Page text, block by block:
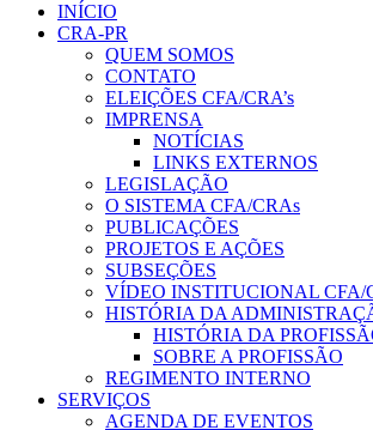
INÍCIO
CRA-PR
QUEM SOMOS
CONTATO
ELEIÇÕES CFA/CRA’s
IMPRENSA
NOTÍCIAS
LINKS EXTERNOS
LEGISLAÇÃO
O SISTEMA CFA/CRAs
PUBLICAÇÕES
PROJETOS E AÇÕES
SUBSEÇÕES
VÍDEO INSTITUCIONAL CFA/
HISTÓRIA DA
HISTÓRIA DA
SOBRE A PROFISSÃO
REGIMENTO INTERNO
SERVIÇOS
AGENDA DE EVENTOS